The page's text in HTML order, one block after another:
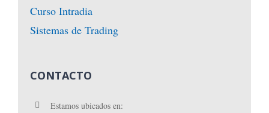
Curso Intradia
Sistemas de Trading
CONTACTO
Estamos ubicados en: